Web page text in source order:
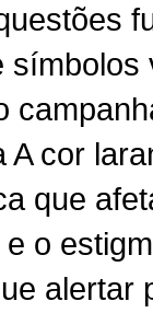
A cor
que
o